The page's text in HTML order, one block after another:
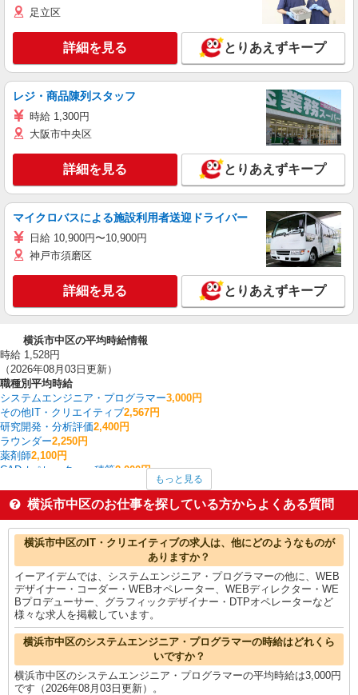
足立区
詳細を見る とりあえずキープ
レジ・商品陳列スタッフ
時給 1,300円
大阪市中央区
詳細を見る とりあえずキープ
マイクロバスによる施設利用者送迎ドライバー
日給 10,900円〜10,900円
神戸市須磨区
詳細を見る とりあえずキープ
横浜市中区の平均時給情報
時給 1,528円
（2026年08月03日更新）
職種別平均時給
システムエンジニア・プログラマー3,000円
その他IT・クリエイティブ2,567円
研究開発・分析評価2,400円
ラウンダー2,250円
薬剤師2,100円
CADオペレーター・積算2,000円
その他営業2,000円
その他建築・設備・アクティブワーク1,900円
経理・人事・労務・総務・法務1,825円
横浜市中区の他の職種の平均時給を見る
もっと見る
横浜市中区のお仕事を探している方からよくある質問
横浜市中区のIT・クリエイティブの求人は、他にどのようなものが
ありますか？
イーアイデムでは、システムエンジニア・プログラマーの他に、WEB
デザイナー・コーダー・WEBオペレーター、WEBディレクター・WE
Bプロデューサー、グラフィックデザイナー・DTPオペレーターなど
様々な求人を掲載しています。
横浜市中区のシステムエンジニア・プログラマーの時給はどれくら
いですか？
横浜市中区のシステムエンジニア・プログラマーの平均時給は3,000円
です（2026年08月03日更新）。